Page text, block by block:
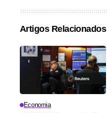
Artigos Relacionados
Economia